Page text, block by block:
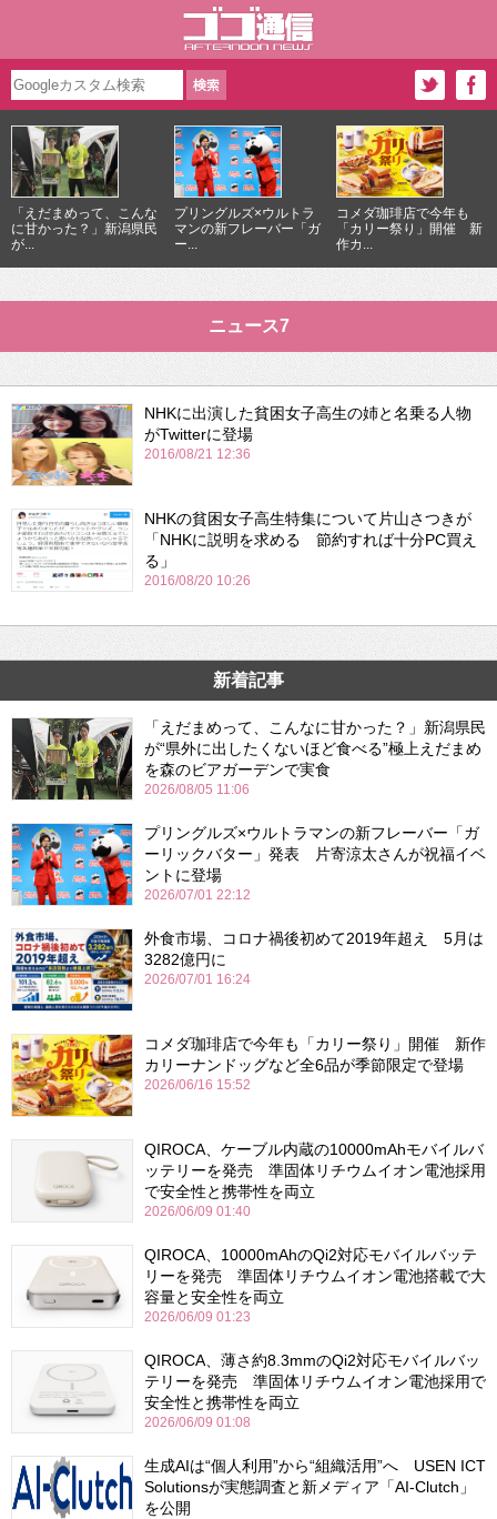
「えだまめって、こんな
に甘かった？」新潟県民
が...
プリングルズ×ウルトラ
マンの新フレーバー「ガ
ー...
コメダ珈琲店で今年も
「カリー祭り」開催 新
作カ...
ニュース7
NHKに出演した貧困女子高生の姉と名乗る人物
がTwitterに登場
2016/08/21 12:36
NHKの貧困女子高生特集について片山さつきが
「NHKに説明を求める 節約すれば十分PC買え
る」
2016/08/20 10:26
新着記事
「えだまめって、こんなに甘かった？」新潟県民
が“県外に出したくないほど食べる”極上えだまめ
を森のビアガーデンで実食
2026/08/05 11:06
プリングルズ×ウルトラマンの新フレーバー「ガ
ーリックバター」発表 片寄涼太さんが祝福イベ
ントに登場
2026/07/01 22:12
外食市場、コロナ禍後初めて2019年超え 5月は
3282億円に
2026/07/01 16:24
コメダ珈琲店で今年も「カリー祭り」開催 新作
カリーナンドッグなど全6品が季節限定で登場
2026/06/16 15:52
QIROCA、ケーブル内蔵の10000mAhモバイルバ
ッテリーを発売 準固体リチウムイオン電池採用
で安全性と携帯性を両立
2026/06/09 01:40
QIROCA、10000mAhのQi2対応モバイルバッテ
リーを発売 準固体リチウムイオン電池搭載で大
容量と安全性を両立
2026/06/09 01:23
QIROCA、薄さ約8.3mmのQi2対応モバイルバッ
テリーを発売 準固体リチウムイオン電池採用で
安全性と携帯性を両立
2026/06/09 01:08
生成AIは“個人利用”から“組織活用”へ USEN ICT
Solutionsが実態調査と新メディア「AI-Clutch」
を公開